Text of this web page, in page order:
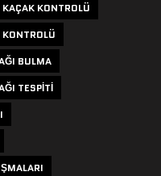
KONTROLÜ
BULMA
TESPITI